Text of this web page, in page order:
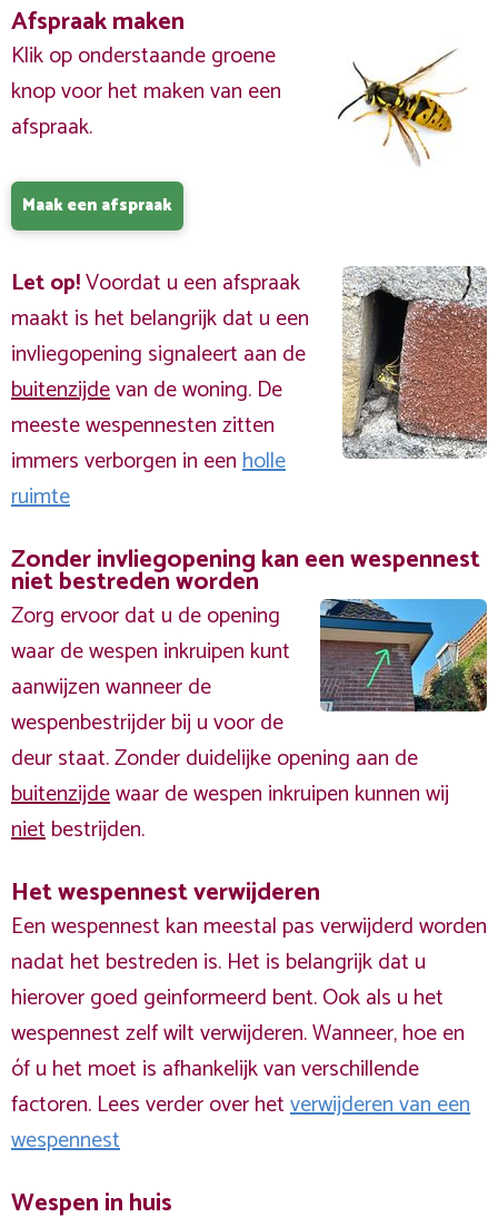
Afspraak maken
Klik op onderstaande groene
knop voor het maken van een
afspraak.
Maak een afspraak
Let op!Voordat u een afspraak
maakt is het belangrijk dat u een
invliegopening signaleert aan de
buitenzijdevan de woning. De
meeste wespennesten zitten
immers verborgen in eenholle
ruimte
Zonder invliegopening kan een wespennest
niet bestreden worden
Zorg ervoor dat u de opening
waar de wespen inkruipen kunt
aanwijzen wanneer de
wespenbestrijder bij u voor de
deur staat. Zonder duidelijke opening aan de
buitenzijdewaar de wespen inkruipen kunnen wij
nietbestrijden.
Het wespennest verwijderen
Een wespennest kan meestal pas verwijderd worden
nadat het bestreden is. Het is belangrijk dat u
hierover goed geinformeerd bent. Ook als u het
wespennest zelf wilt verwijderen. Wanneer, hoe en
óf u het moet is afhankelijk van verschillende
factoren. Lees verder over hetverwijderen van een
wespennest
Wespen in huis